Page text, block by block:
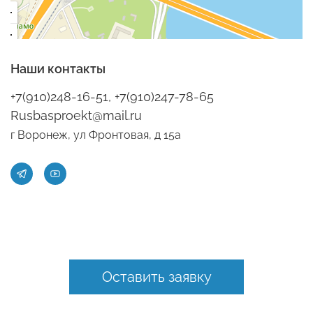
Наши контакты
+7(910)248-16-51, +7(910)247-78-65
Rusbasproekt@mail.ru
г Воронеж, ул Фронтовая, д 15а
Оставить заявку